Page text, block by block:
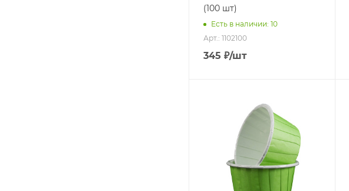
(100 шт)
Есть в наличии: 10
Арт.: 1102100
345 ₽/шт